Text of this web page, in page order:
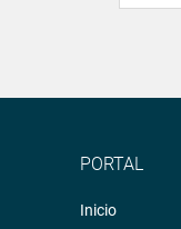
PORTAL
Inicio